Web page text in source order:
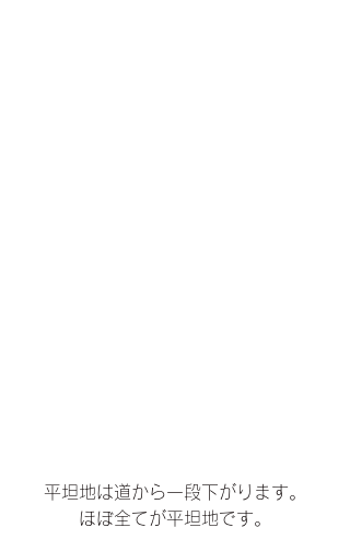
平坦地は道から一段下がります。
ほぼ全てが平坦地です。